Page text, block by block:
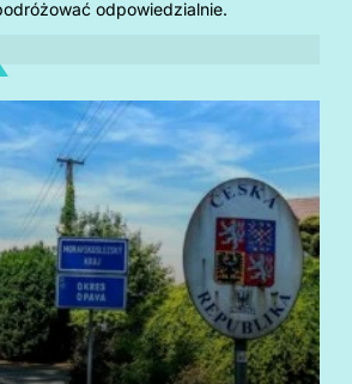
odpowiedzialnie.